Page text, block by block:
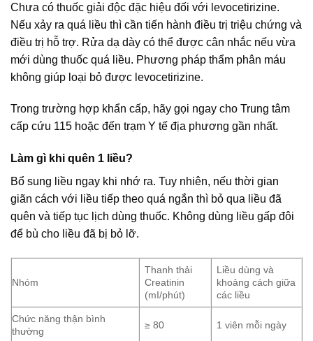
Chưa có thuốc giải độc đặc hiệu đối với levocetirizine.
Nếu xảy ra quá liều thì cần tiến hành điều trị triệu chứng và
điều trị hỗ trợ. Rửa dạ dày có thể được cân nhắc nếu vừa
mới dùng thuốc quá liều. Phương pháp thẩm phân máu
không giúp loại bỏ được levocetirizine.
Trong trường hợp khẩn cấp, hãy gọi ngay cho Trung tâm
cấp cứu 115 hoặc đến trạm Y tế địa phương gần nhất.
Làm gì khi quên 1 liều?
Bổ sung liều ngay khi nhớ ra. Tuy nhiên, nếu thời gian
giãn cách với liều tiếp theo quá ngắn thì bỏ qua liều đã
quên và tiếp tục lịch dùng thuốc. Không dùng liều gấp đôi
để bù cho liều đã bị bỏ lỡ.
Nhóm
Thanh thải
Creatinin
(mI/phút)
Liều dùng và
khoảng cách giữa
các liều
Chức năng thận bình
thường
≥ 80 1 viên mỗi ngày